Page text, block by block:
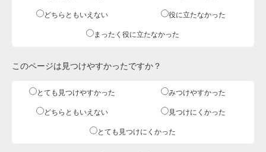
どちらともいえない 役に立たなかった
まったく役に立たなかった
このページは見つけやすかったですか？
とても見つけやすかった みつけやすかった
どちらともいえない 見つけにくかった
とても見つけにくかった